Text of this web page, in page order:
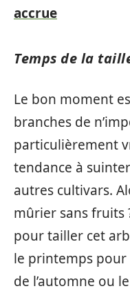
accrue
Temps de la
Le bon moment
branches de
particulièrement
tendance à
autres cultivars.
mûrier sans fruits
pour tailler cet
le printemps
de l’automne ou